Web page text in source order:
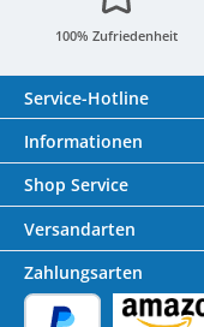
100% Zufriedenheit
Service-Hotline
Informationen
Shop Service
Versandarten
Zahlungsarten